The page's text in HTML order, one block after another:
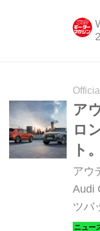
ア
ロ
ト
アウ
Audi
ツバ
Q4 e